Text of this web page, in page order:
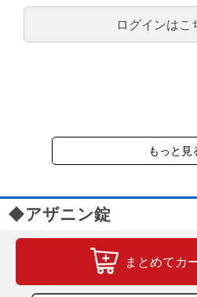
のみで新たな送料は発生しません。
大型商品送料が必要な商品をご注文
負担頂きます。
受けます。
ログインはこ
もっと見
◆アザニン錠
まとめてカ